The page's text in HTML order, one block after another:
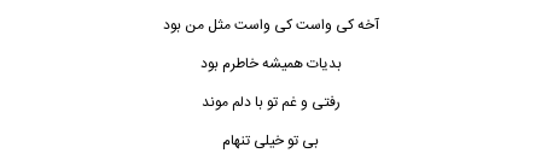
آخه کی واست کی واست مثل من بود
بدیات همیشه خاطرم بود
رفتی و غم تو با دلم موند
بی تو خیلی تنهام